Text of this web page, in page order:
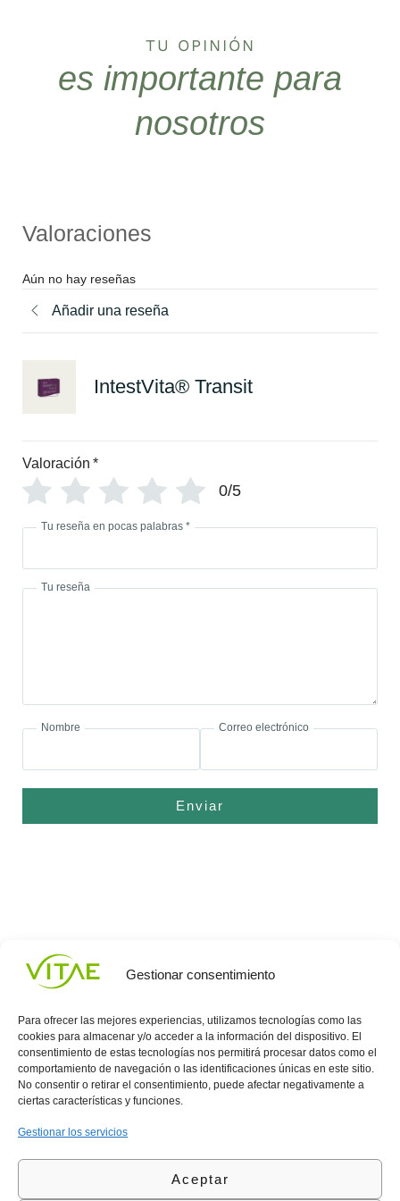
Gestionar consentimiento
Para ofrecer las mejores experiencias, utilizamos tecnologías como las
cookies para almacenar y/o acceder a la información del dispositivo. El
consentimiento de estas tecnologías nos permitirá procesar datos como el
comportamiento de navegación o las identificaciones únicas en este sitio.
No consentir o retirar el consentimiento, puede afectar negativamente a
ciertas características y funciones.
Gestionar los servicios
Aceptar
TU OPINIÓN
es importante para
nosotros
Valoraciones
Aún no hay reseñas
Añadir una reseña
IntestVita® Transit
Valoración *
0/5
Tu reseña en pocas palabras *
Tu reseña
Nombre Correo electrónico
Enviar
Conocenos
Vitae
internaciona
l
Área
Política
de
Política
(+34)
935